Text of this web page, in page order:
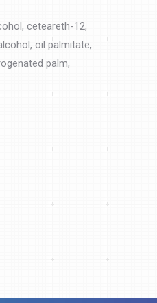
ceteareth-12,
oil palmitate,
palm,